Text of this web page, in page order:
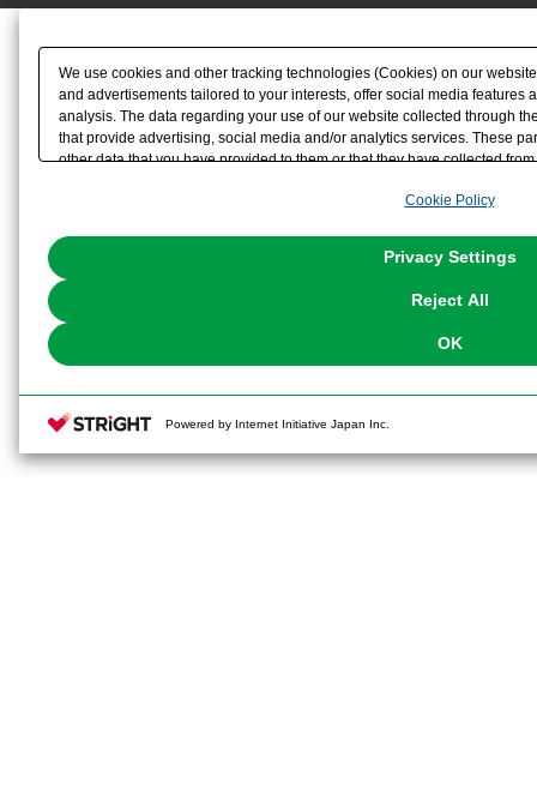
We use cookies and other tracking technologies (Cookies) on our
and advertisements tailored to your interests, offer social media features
analysis. The data regarding your use of our website collected through
that provide advertising, social media and/or analytics services. These
other data that you have provided to them or that they have collected
the use of all Cookies except for Strictly Necessary Cookies, please
You can change your consent or rejection settings at any time via
Cookie Policy
Privacy Settings
Reject All
OK
Powered by Internet Initiative Japan Inc.